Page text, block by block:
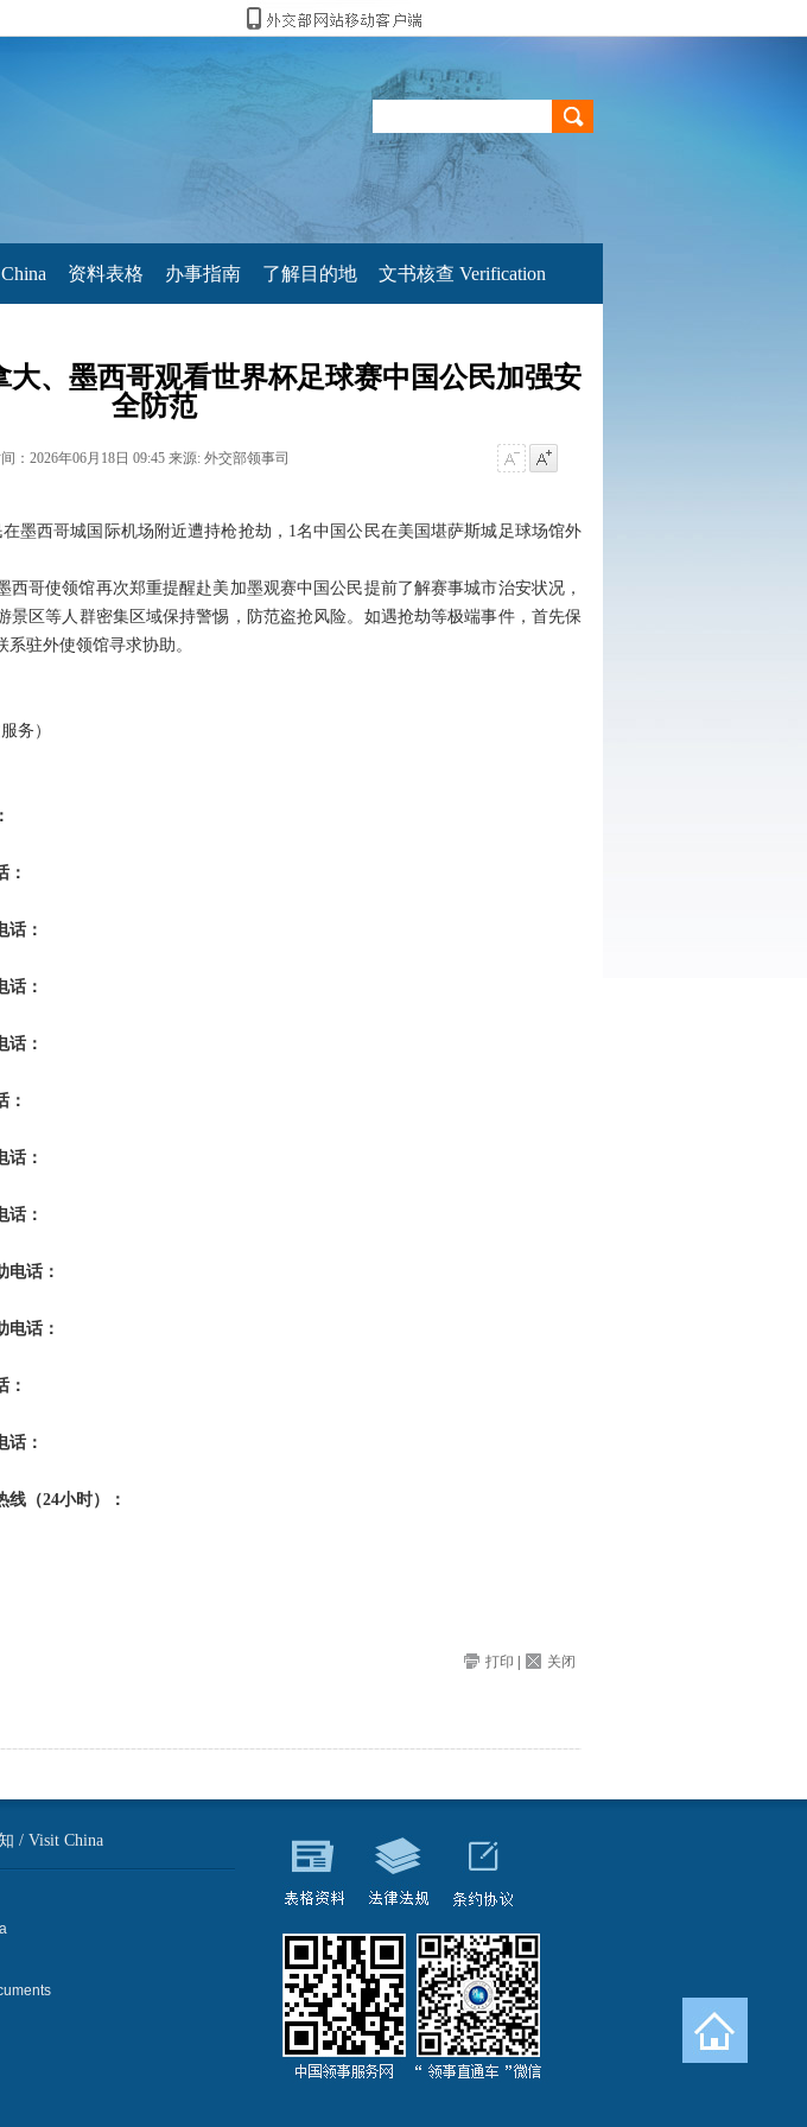
资料表格 办事指南 了解目的地 文书核查 Verification
、墨西哥观看世界杯足球赛中国公民加强安
全防范
：2026年06月18日 09:45 来源: 外交部领事司
墨西哥城国际机场附近遭持枪抢劫，1名中国公民在美国堪萨斯城足球场馆外
西哥使领馆再次郑重提醒赴美加墨观赛中国公民提前了解赛事城市治安状况，
景区等人群密集区域保持警惕，防范盗抢风险。如遇抢劫等极端事件，首先保
驻外使领馆寻求协助。
务）
：
话：
话：
话：
：
话：
话：
电话：
电话：
：
话：
（24小时）：
打印 关闭
/ Visit China